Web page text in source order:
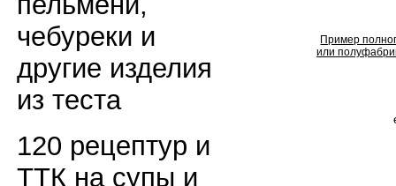
чебуреки и
другие изделия
из теста
120 рецептур и
ТТК на супы и
Пример
или